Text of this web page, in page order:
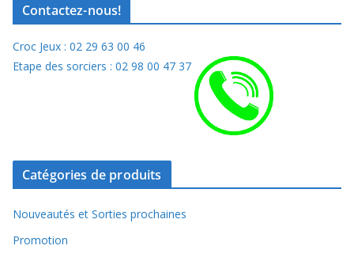
Contactez-nous!
Croc Jeux : 02 29 63 00 46
Etape des sorciers : 02 98 00 47 37
Catégories de produits
Nouveautés et Sorties prochaines
Promotion